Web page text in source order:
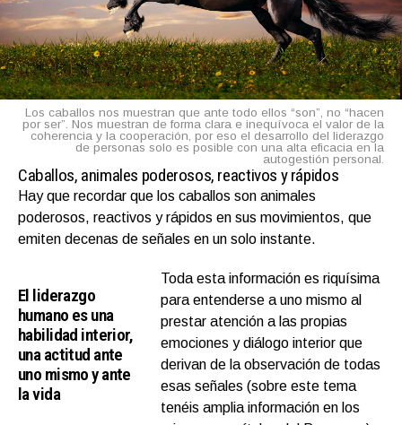
Los caballos nos muestran que ante todo ellos “son”, no “hacen
por ser”. Nos muestran de forma clara e inequívoca el valor de la
coherencia y la cooperación, por eso el desarrollo del liderazgo
de personas solo es posible con una alta eficacia en la
autogestión personal.
Caballos, animales poderosos, reactivos y rápidos
Hay que recordar que los caballos son animales
poderosos, reactivos y rápidos en sus movimientos, que
emiten decenas de señales en un solo instante.
El liderazgo
humano es una
habilidad interior,
una actitud ante
uno mismo y ante
la vida
Toda esta información es riquísima
para entenderse a uno mismo al
prestar atención a las propias
emociones y diálogo interior que
derivan de la observación de todas
esas señales (sobre este tema
tenéis amplia información en los